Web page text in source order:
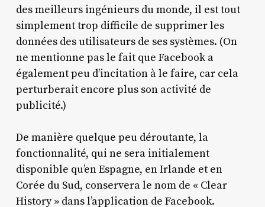
des meilleurs ingénieurs du monde, il est tout
simplement trop difficile de supprimer les
données des utilisateurs de ses systèmes. (On
ne mentionne pas le fait que Facebook a
également peu d’incitation à le faire, car cela
perturberait encore plus son activité de
publicité.)
De manière quelque peu déroutante, la
fonctionnalité, qui ne sera initialement
disponible qu’en Espagne, en Irlande et en
Corée du Sud, conservera le nom de « Clear
History » dans l’application de Facebook.